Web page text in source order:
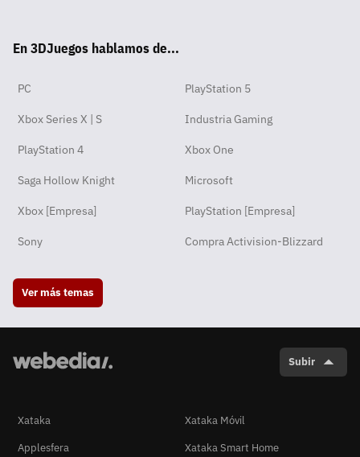
pp
ok
En 3DJuegos hablamos de...
PC PlayStation 5
Xbox Series X | S Industria Gaming
PlayStation 4 Xbox One
Saga Hollow Knight Microsoft
Xbox [Empresa] PlayStation [Empresa]
Sony Compra Activision-Blizzard
Ver más temas
Subir
Xataka
Xataka Móvil
Applesfera
Xataka Smart Home